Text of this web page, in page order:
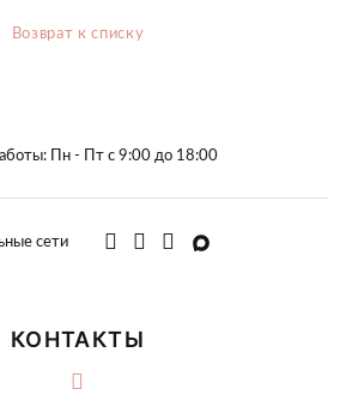
Возврат к списку
Пн - Пт с 9:00 до 18:00
сети
КОНТАКТЫ